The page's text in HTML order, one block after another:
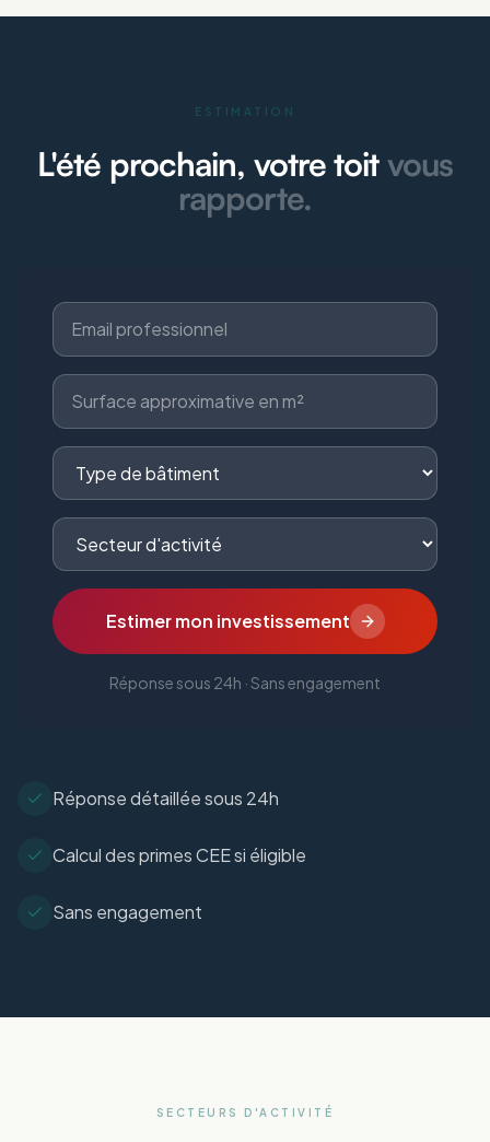
ESTIMATION
L'été prochain, votre toitvous
rapporte.
Estimer mon investissement
Réponse sous 24h · Sans engagement
Réponse détaillée sous 24h
Calcul des primes CEE si éligible
Sans engagement
SECTEURS D'ACTIVITÉ